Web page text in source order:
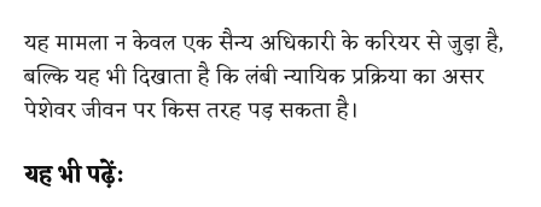
यह मामला न केवल एक सैन्य अधिकारी के करियर से जुड़ा है,
बल्कि यह भी दिखाता है कि लंबी न्यायिक प्रक्रिया का असर
पेशेवर जीवन पर किस तरह पड़ सकता है।
यह भी पढ़ें: